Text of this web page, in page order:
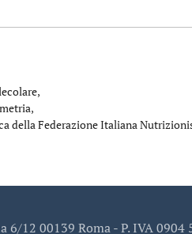
della Federazione Italiana
12 00139 Roma - P. IVA 0904